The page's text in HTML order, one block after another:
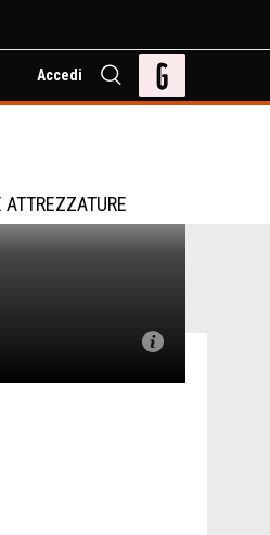
Accedi